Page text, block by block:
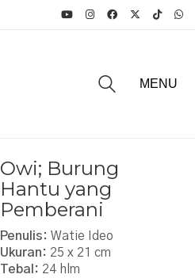
MENU
Owi; Burung
Hantu yang
Pemberani
Penulis: Watie Ideo
Ukuran: 25 x 21 cm
Tebal: 24 hlm